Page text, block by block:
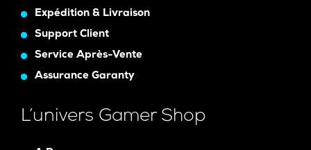
Expédition & Livraison
Support Client
Service Après-Vente
Assurance Garanty
L’univers Gamer Shop